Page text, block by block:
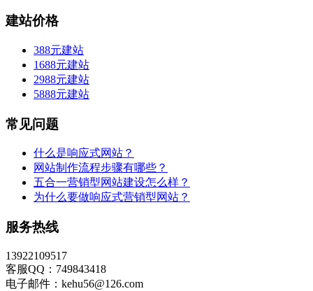
建站价格
388元建站
1688元建站
2988元建站
5888元建站
常见问题
什么是响应式网站？
网站制作流程步骤有哪些？
五合一营销型网站建设怎么样？
为什么要做响应式营销型网站？
服务热线
13922109517
客服QQ：749843418
电子邮件：kehu56@126.com